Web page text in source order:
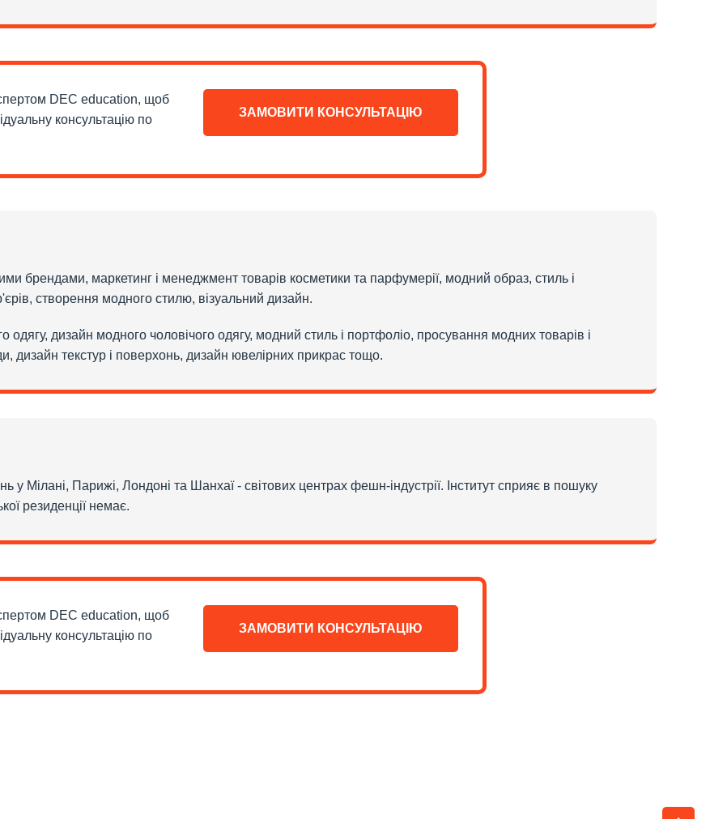
DEC education, щоб
консультацію по
ЗАМОВИТИ КОНСУЛЬТАЦІЮ
брендами, маркетинг і менеджмент товарів косметики та парфумерії, модний образ, стиль і
створення модного стилю, візуальний дизайн.
одягу, дизайн модного чоловічого одягу, модний стиль і портфоліо, просування модних товарів і
дизайн текстур і поверхонь, дизайн ювелірних прикрас тощо.
у Мілані, Парижі, Лондоні та Шанхаї - світових центрах фешн-індустрії. Інститут сприяє в пошуку
резиденції немає.
DEC education, щоб
консультацію по
ЗАМОВИТИ КОНСУЛЬТАЦІЮ